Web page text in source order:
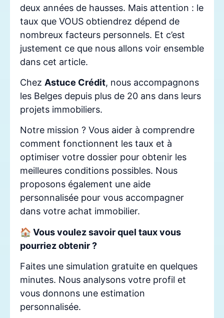
deux années de hausses. Mais attention : le
taux que VOUS obtiendrez dépend de
nombreux facteurs personnels. Et c’est
justement ce que nous allons voir ensemble
dans cet article.
Chez Astuce Crédit, nous accompagnons
les Belges depuis plus de 20 ans dans leurs
projets immobiliers.
Notre mission ? Vous aider à comprendre
comment fonctionnent les taux et à
optimiser votre dossier pour obtenir les
meilleures conditions possibles. Nous
proposons également une aide
personnalisée pour vous accompagner
dans votre achat immobilier.
🏠 Vous voulez savoir quel taux vous
pourriez obtenir ?
Faites une simulation gratuite en quelques
minutes. Nous analysons votre profil et
vous donnons une estimation
personnalisée.